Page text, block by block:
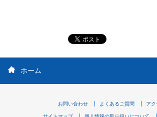
ホーム
お問い合わせ よくあるご質問 アク